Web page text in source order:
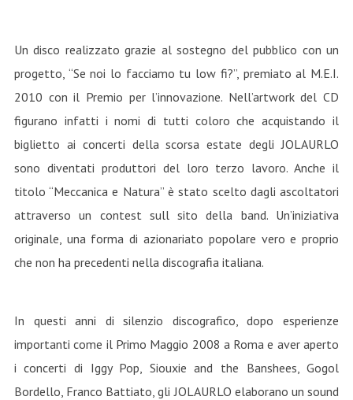
Un disco realizzato grazie al sostegno del pubblico con un
progetto, “Se noi lo facciamo tu low fi?”, premiato al M.E.I.
2010 con il Premio per l’innovazione. Nell’artwork del CD
figurano infatti i nomi di tutti coloro che acquistando il
biglietto ai concerti della scorsa estate degli JOLAURLO
sono diventati produttori del loro terzo lavoro. Anche il
titolo “Meccanica e Natura” è stato scelto dagli ascoltatori
attraverso un contest sull sito della band. Un’iniziativa
originale, una forma di azionariato popolare vero e proprio
che non ha precedenti nella discografia italiana.
In questi anni di silenzio discografico, dopo esperienze
importanti come il Primo Maggio 2008 a Roma e aver aperto
i concerti di Iggy Pop, Siouxie and the Banshees, Gogol
Bordello, Franco Battiato, gli JOLAURLO elaborano un sound